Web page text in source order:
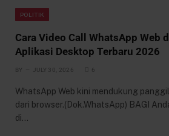
POLITIK
Cara Video Call WhatsApp Web
Aplikasi Desktop Terbaru 2026
BY JULY 30, 2026 6
WhatsApp Web kini mendukung
dari browser.(Dok.WhatsApp) BAGI
di…